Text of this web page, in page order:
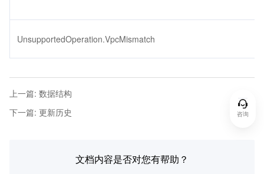
UnsupportedOperation.VpcMismatch
上一篇: 数据结构
下一篇: 更新历史
文档内容是否对您有帮助？
咨询